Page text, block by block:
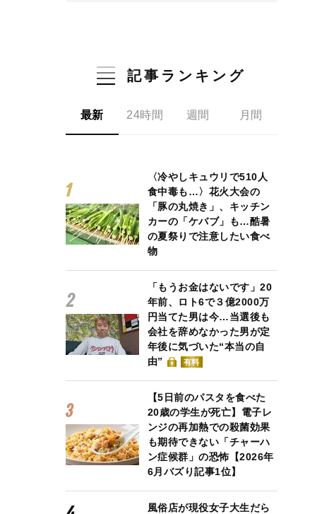
記事ランキング
最新 24時間 週間 月間
〈冷やしキュウリで510人
食中毒も…〉花火大会の
「豚の丸焼き」、キッチン
カーの「ケバブ」も…酷暑
の夏祭りで注意したい食べ
物
「もうお金はないです」20
年前、ロト6で３億2000万
円当てた男は今…当選後も
会社を辞めなかった男が定
年後に気づいた“本当の自
由”
有料
【5日前のパスタを食べた
20歳の学生が死亡】電子レ
ンジの再加熱での殺菌効果
も期待できない「チャーハ
ン症候群」の恐怖【2026年
6月バズり記事1位】
風俗店が現役女子大生だら